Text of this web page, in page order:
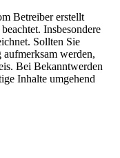
Betreiber erstellt
Insbesondere
Sollten Sie
werden,
Bei Bekanntwerden
Inhalte umgehend